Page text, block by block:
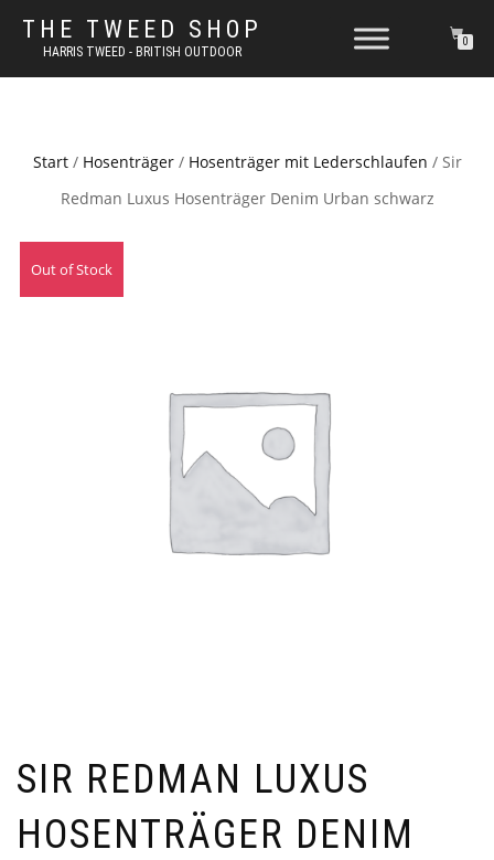
THE TWEED SHOP
HARRIS TWEED - BRITISH OUTDOOR
0
Start/ Hosenträger/ Hosenträger mit Lederschlaufen / Sir
Redman Luxus Hosenträger Denim Urban schwarz
Out of Stock
SIR REDMAN LUXUS
HOSENTRÄGER DENIM